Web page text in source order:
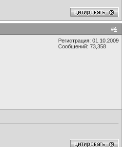
#4
Регистрация: 01.10.2009
Сообщений: 73,358